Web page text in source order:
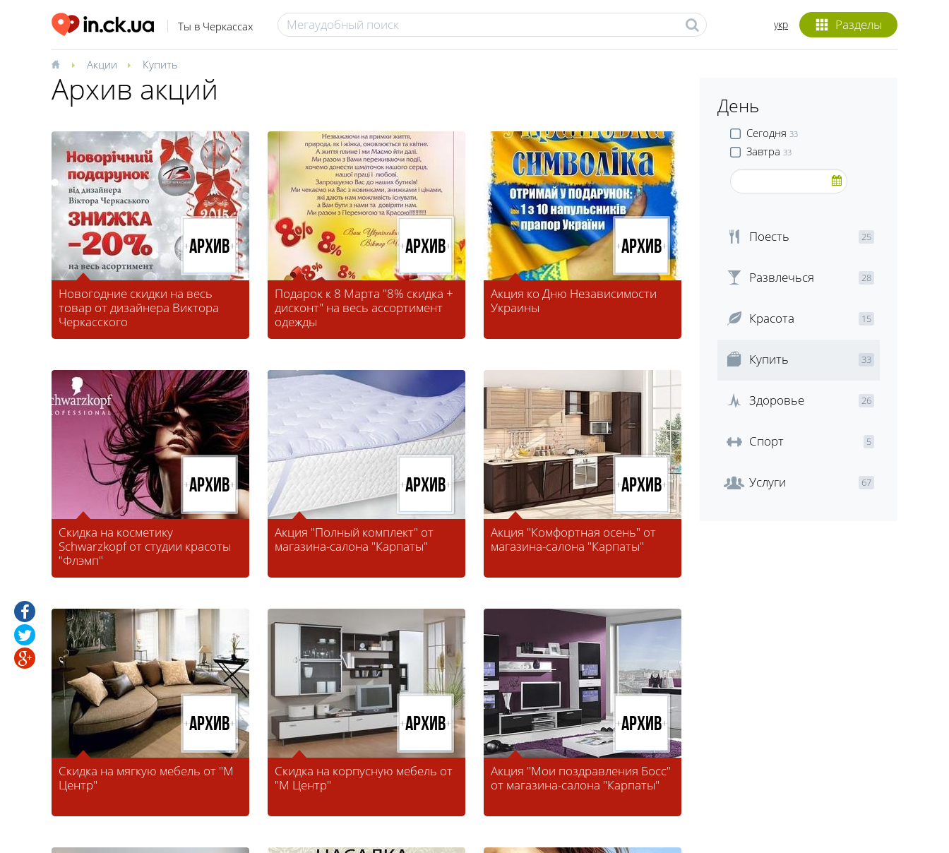
Ты в Черкассах Разделы
укр
Акции Купить
Архив акций
Новогодние скидки на весь
товар от дизайнера Виктора
Черкасского
Архив
Подарок к 8 Марта "8% скидка +
дисконт" на весь ассортимент
одежды
Архив
Акция ко Дню Независимости
Украины
Архив
Скидка на косметику
Schwarzkopf от студии красоты
"Флэмп"
Архив
Акция "Полный комплект" от
магазина-салона "Карпаты"
Архив
Акция "Комфортная осень" от
магазина-салона "Карпаты"
Архив
Скидка на мягкую мебель от "М
Центр"
Архив
Скидка на корпусную мебель от
"М Центр"
Архив
Акция "Мои поздравления Босс"
от магазина-салона "Карпаты"
Архив
День
Сегодня 33
Завтра 33
Поесть 25
Развлечься 28
Красота 15
Купить 33
Здоровье 26
Спорт 5
Услуги 67